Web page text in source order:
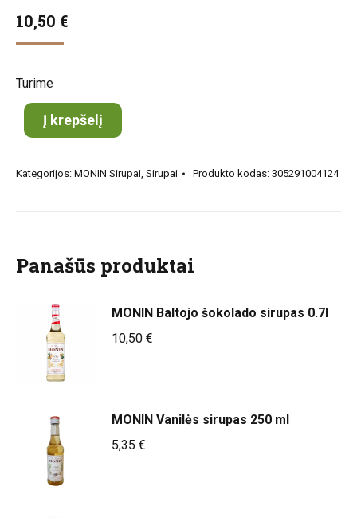
10,50 €
Turime
Į krepšelį
Kategorijos: MONIN Sirupai, Sirupai Produkto kodas: 305291004124
Panašūs produktai
MONIN Baltojo šokolado sirupas 0.7l
10,50 €
MONIN Vanilės sirupas 250 ml
5,35 €